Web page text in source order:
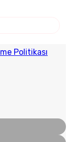
Politikası